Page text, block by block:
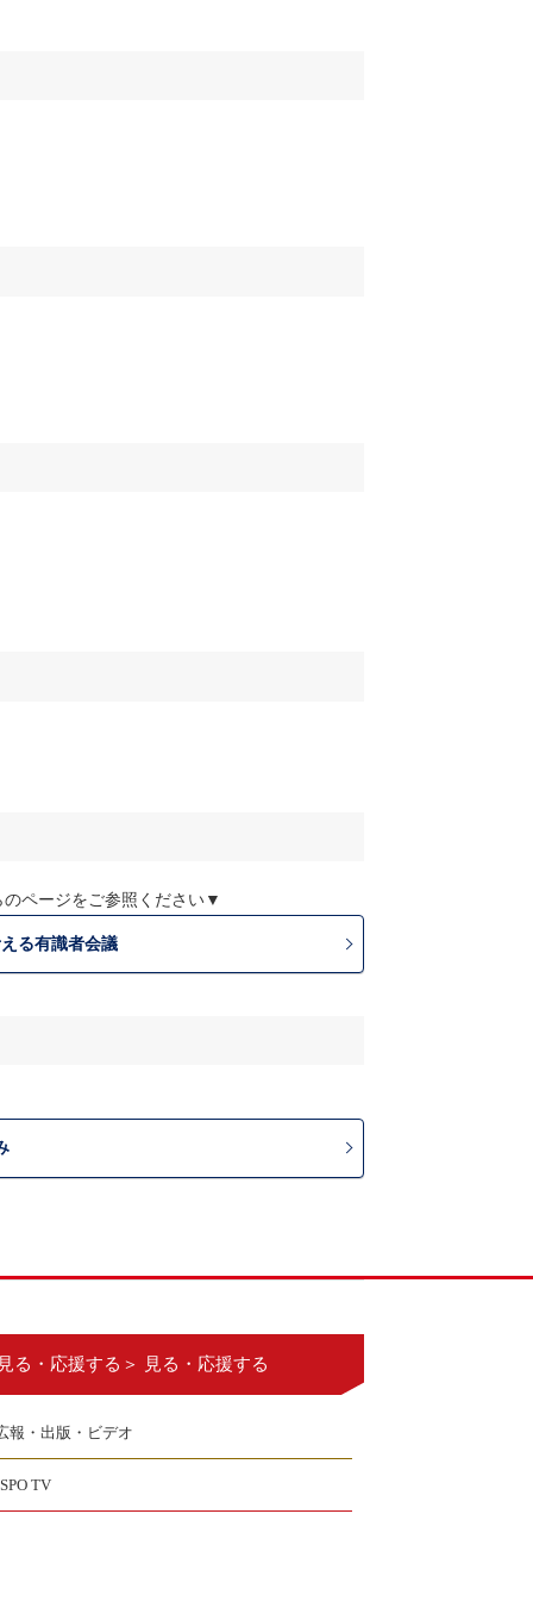
ページをご参照ください▼
る有識者会議
る・応援する＞ 見る・応援する
報・出版・ビデオ
TV